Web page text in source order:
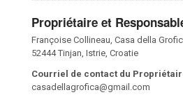
Propriétaire et
Françoise Collineau, Casa della
52444 Tinjan, Istrie, Croatie
Courriel de contact du
casadellagrofica@gmail.com